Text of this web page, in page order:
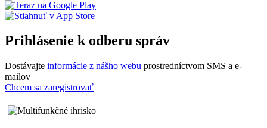
Prihlásenie k odberu správ
Dostávajte informácie z nášho webu prostredníctvom SMS a e-
mailov
Chcem sa zaregistrovať